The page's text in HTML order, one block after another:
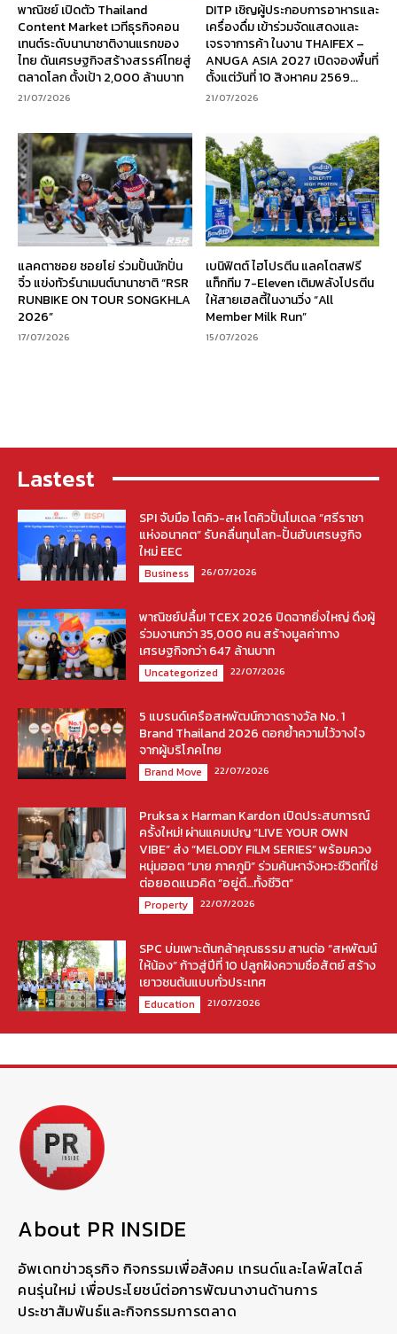
พาณิชย์ เปิดตัว Thailand
Content Market เวทีธุรกิจคอน
เทนต์ระดับนานาชาติงานแรกของ
ไทย ดันเศรษฐกิจสร้างสรรค์ไทยสู่
ตลาดโลก ตั้งเป้า 2,000 ล้านบาท
21/07/2026
DITP เชิญผู้ประกอบการอาหารและ
เครื่องดื่ม เข้าร่วมจัดแสดงและ
เจรจาการค้า ในงาน THAIFEX –
ANUGA ASIA 2027 เปิดจองพื้นที่
ตั้งแต่วันที่ 10 สิงหาคม 2569...
21/07/2026
แลคตาซอย ซอยโย่ ร่วมปั้นนักปั่น
จิ๋ว แข่งทัวร์นาเมนต์นานาชาติ “RSR
RUNBIKE ON TOUR SONGKHLA
2026”
17/07/2026
เบนิฟิตต์ ไฮโปรตีน แลคโตสฟรี
แท็กทีม 7-Eleven เติมพลังโปรตีน
ให้สายเฮลตี้ในงานวิ่ง “All
Member Milk Run”
15/07/2026
Lastest
SPI จับมือ โตคิว-สห โตคิวปั้นโมเดล “ศรีราชา
แห่งอนาคต” รับคลื่นทุนโลก-ปั้นฮับเศรษฐกิจ
ใหม่ EEC
Business 26/07/2026
พาณิชย์ปลื้ม! TCEX 2026 ปิดฉากยิ่งใหญ่ ดึงผู้
ร่วมงานกว่า 35,000 คน สร้างมูลค่าทาง
เศรษฐกิจกว่า 647 ล้านบาท
Uncategorized 22/07/2026
5 แบรนด์เครือสหพัฒน์กวาดรางวัล No. 1
Brand Thailand 2026 ตอกย้ำความไว้วางใจ
จากผู้บริโภคไทย
Brand Move 22/07/2026
Pruksa x Harman Kardon เปิดประสบการณ์
ครั้งใหม่! ผ่านแคมเปญ “LIVE YOUR OWN
VIBE” ส่ง “MELODY FILM SERIES” พร้อมควง
หนุ่มฮอต “มาย ภาคภูมิ” ร่วมค้นหาจังหวะชีวิตที่ใช่
ต่อยอดแนวคิด “อยู่ดี…ทั้งชีวิต”
Property 22/07/2026
SPC บ่มเพาะต้นกล้าคุณธรรม สานต่อ “สหพัฒน์
ให้น้อง” ก้าวสู่ปีที่ 10 ปลูกฝังความซื่อสัตย์ สร้าง
เยาวชนต้นแบบทั่วประเทศ
Education 21/07/2026
About PR INSIDE
อัพเดทข่าวธุรกิจ กิจกรรมเพื่อสังคม เทรนด์และไลฟ์สไตล์
คนรุ่นใหม่ เพื่อประโยชน์ต่อการพัฒนางานด้านการ
ประชาสัมพันธ์และกิจกรรมการตลาด